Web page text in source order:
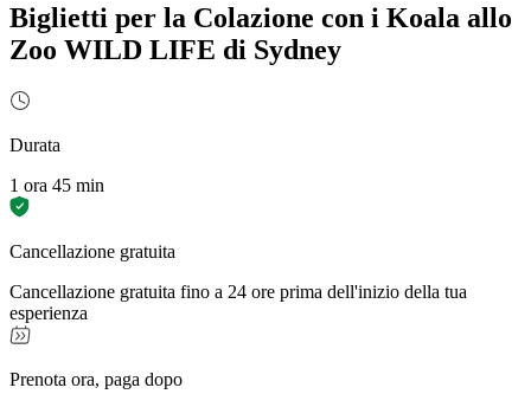
Biglietti per la Colazione con i Koala allo
Zoo WILD LIFE di Sydney
Durata
1 ora 45 min
Cancellazione gratuita
Cancellazione gratuita fino a 24 ore prima dell'inizio della tua
esperienza
Prenota ora, paga dopo